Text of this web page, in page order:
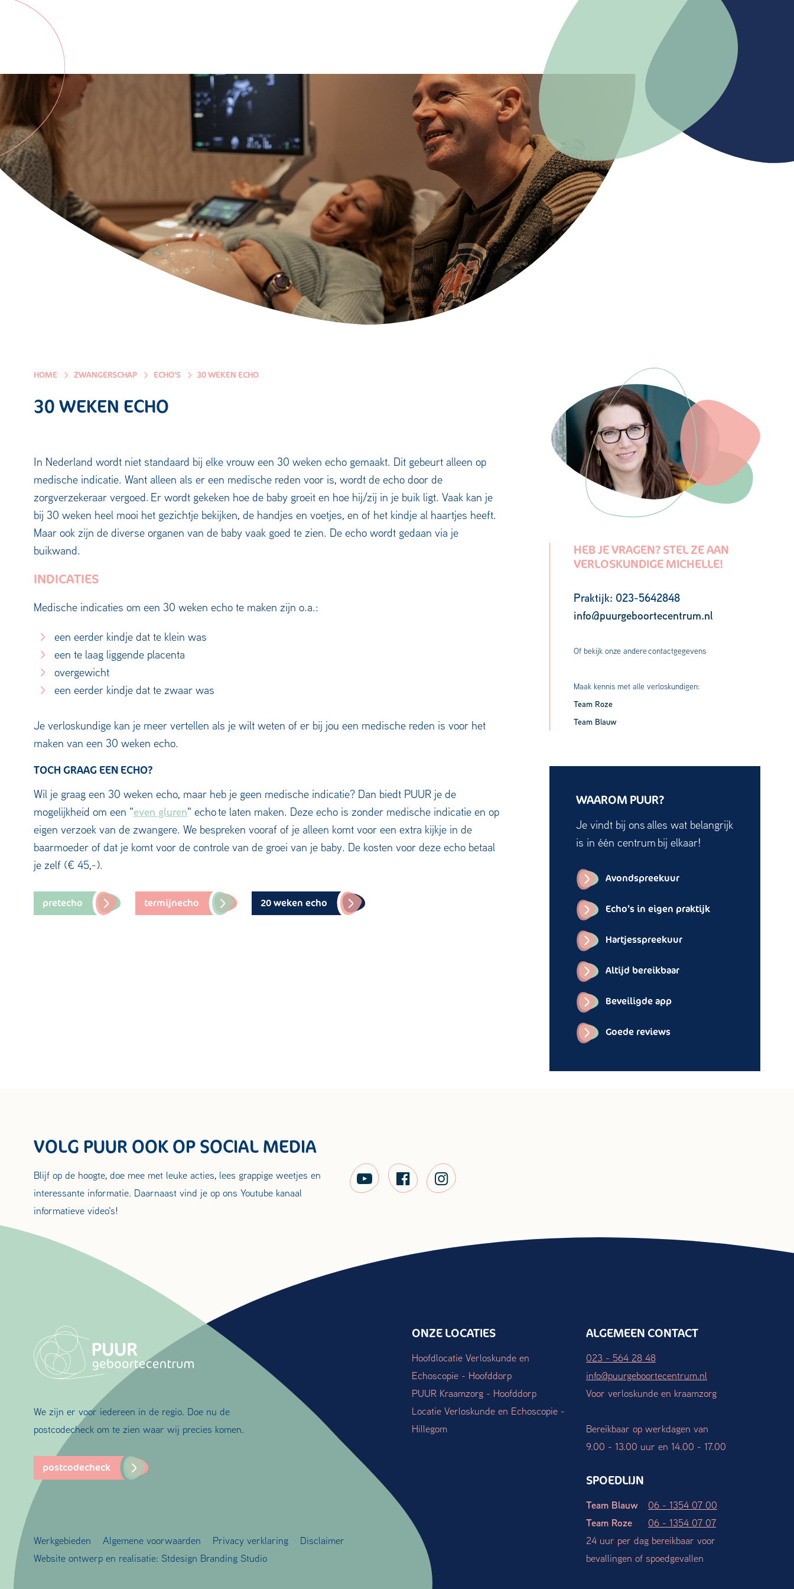
HOME ZWANGERSCHAP ECHO'S 30 WEKEN ECHO
30 WEKEN ECHO
In Nederland wordt niet standaard bij elke vrouw een 30 weken echo gemaakt. Dit gebeurt alleen op
medische indicatie. Want alleen als er een medische reden voor is, wordt de echo door de
zorgverzekeraar vergoed. Er wordt gekeken hoe de baby groeit en hoe hij/zij in je buik ligt. Vaak kan je
bij 30 weken heel mooi het gezichtje bekijken, de handjes en voetjes, en of het kindje al haartjes heeft.
Maar ook zijn de diverse organen van de baby vaak goed te zien. De echo wordt gedaan via je
buikwand.
INDICATIES
Medische indicaties om een 30 weken echo te maken zijn o.a.:
een eerder kindje dat te klein was
een te laag liggende placenta
overgewicht
een eerder kindje dat te zwaar was
Je verloskundige kan je meer vertellen als je wilt weten of er bij jou een medische reden is voor het
maken van een 30 weken echo.
TOCH GRAAG EEN ECHO?
Wil je graag een 30 weken echo, maar heb je geen medische indicatie? Dan biedt PUUR je de
mogelijkheid om een "even gluren" echo te laten maken. Deze echo is zonder medische indicatie en op
eigen verzoek van de zwangere. We bespreken vooraf of je alleen komt voor een extra kijkje in de
baarmoeder of dat je komt voor de controle van de groei van je baby. De kosten voor deze echo betaal
je zelf (€ 45,-).
pretecho termijnecho 20 weken echo
HEB JE VRAGEN? STEL ZE AAN
VERLOSKUNDIGE MICHELLE!
Praktijk: 023-5642848
info@puurgeboortecentrum.nl
Of bekijk onze anderecontactgegevens
Maak kennis met alle verloskundigen:
Team Roze
Team Blauw
WAAROM PUUR?
Je vindt bij ons alles wat belangrijk
is in één centrum bij elkaar!
Avondspreekuur
Echo’s in eigen praktijk
Hartjesspreekuur
Altijd bereikbaar
Beveiligde app
Goede reviews
VOLG PUUR OOK OP SOCIAL MEDIA
Blijf op de hoogte, doe mee met leuke acties, lees grappige weetjes en
interessante informatie. Daarnaast vind je op ons Youtube kanaal
informatieve video's!
We zijn er voor iedereen in de regio. Doe nu de
postcodecheck om te zien waar wij precies komen.
postcodecheck
ONZE LOCATIES
Hoofdlocatie Verloskunde en
Echoscopie - Hoofddorp
PUUR Kraamzorg - Hoofddorp
Locatie Verloskunde en Echoscopie -
Hillegom
ALGEMEEN CONTACT
023 - 564 28 48
info@puurgeboortecentrum.nl
Voor verloskunde en kraamzorg
Bereikbaar op werkdagen van
9.00 - 13.00 uur en 14.00 - 17.00
SPOEDLIJN
Team Blauw 06 - 1354 07 00
Team Roze
06 - 1354 07 07
24 uur per dag bereikbaar voor
bevallingen of spoedgevallen
Werkgebieden Algemene voorwaarden Privacy verklaring
Disclaimer
Website ontwerp en realisatie: Stdesign Branding Studio